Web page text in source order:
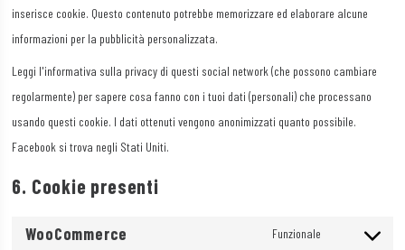
inserisce cookie. Questo contenuto potrebbe memorizzare ed elaborare alcune
informazioni per la pubblicità personalizzata.
Leggi l'informativa sulla privacy di questi social network (che possono cambiare
regolarmente) per sapere cosa fanno con i tuoi dati (personali) che processano
usando questi cookie. I dati ottenuti vengono anonimizzati quanto possibile.
Facebook si trova negli Stati Uniti.
6. Cookie presenti
WooCommerce Funzionale